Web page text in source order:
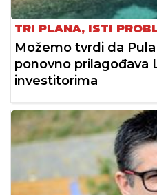
TRI PLANA, ISTI
Možemo tvrdi da
ponovno prilagođava
investitorima